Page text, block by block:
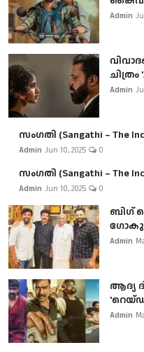
Admin
Admin
സംഗതി (Sangathi – The
Admin Jun 10, 2025 0
സംഗതി (Sangathi – The
Admin Jun 10, 2025 0
ബി​ഗ്
Admin
ആദ്യ
Admin